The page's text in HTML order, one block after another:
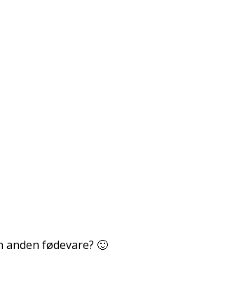
anden fødevare? 🙂